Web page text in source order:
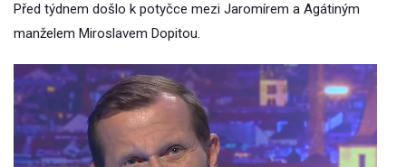
Před týdnem došlo k potyčce mezi Jaromírem a Agátiným
manželem Miroslavem Dopitou.